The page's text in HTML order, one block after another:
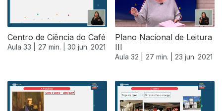
Centro de Ciência do Café
Aula 33 | 27 min. | 30 jun. 2021
Plano Nacional de Leitura
III
Aula 32 | 27 min. | 23 jun. 2021